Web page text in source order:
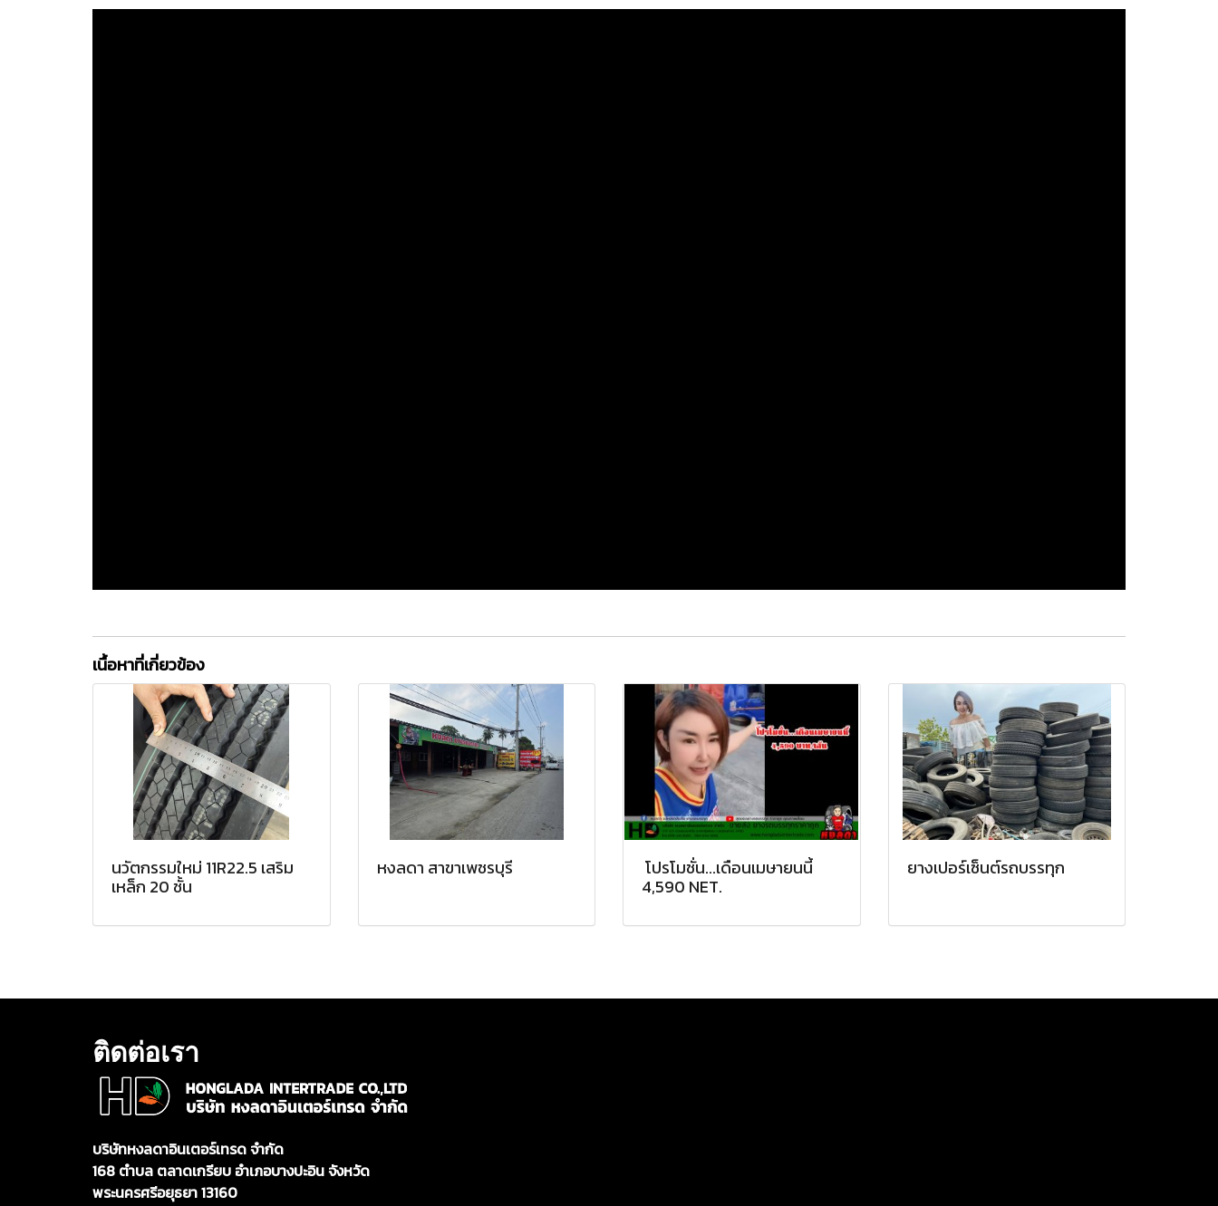
เนื้อหาที่เกี่ยวข้อง
นวัตกรรมใหม่ 11R22.5 เสริม
เหล็ก 20 ชั้น
หงลดา สาขาเพชรบุรี โปรโมชั่น...เดือนเมษายนนี้
4,590 NET.
ยางเปอร์เซ็นต์รถบรรทุก
ติดต่อเรา
บริษัทหงลดาอินเตอร์เทรด จำกัด
168 ตำบล ตลาดเกรียบ อำเภอบางปะอิน จังหวัด
พระนครศรีอยุธยา 13160